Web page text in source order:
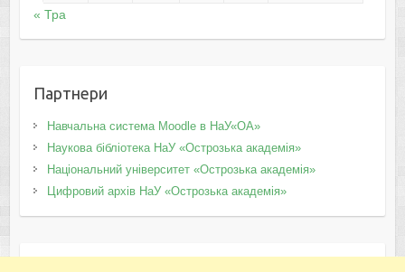
« Тра
Партнери
Навчальна система Moodle в НаУ«ОА»
Наукова бібліотека НаУ «Острозька академія»
Національний університет «Острозька академія»
Цифровий архів НаУ «Острозька академія»